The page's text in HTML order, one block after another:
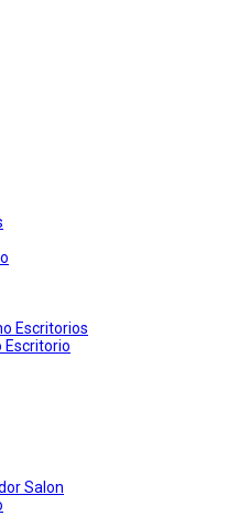
Escritorios
Escritorio
Salon